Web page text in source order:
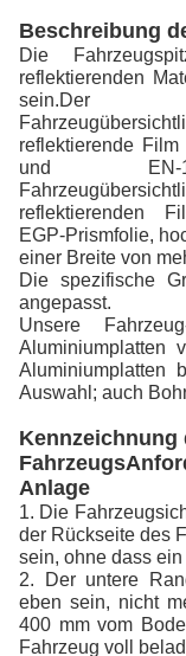
Beschreibung
Die
reflektierenden
reflektierende
und
reflektierenden
EGP-Prismfolie,
einer Breite von
Die spezifische
angepasst.
Unsere
Aluminiumplatten
Auswahl; auch
Kennzeichnung
Fahrzeugs
Anlage
1. Die
der Rückseite des
sein, ohne dass
2. Der untere
eben sein, nicht
400 mm vom
Fahrzeug voll